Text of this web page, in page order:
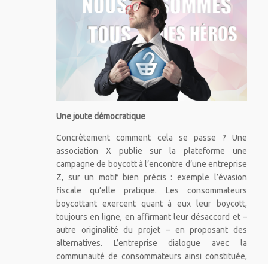
Une joute démocratique
Concrètement comment cela se passe ? Une
association X publie sur la plateforme une
campagne de boycott à l’encontre d’une entreprise
Z, sur un motif bien précis : exemple l’évasion
fiscale qu’elle pratique. Les consommateurs
boycottant exercent quant à eux leur boycott,
toujours en ligne, en affirmant leur désaccord et –
autre originalité du projet – en proposant des
alternatives. L’entreprise dialogue avec la
communauté de consommateurs ainsi constituée,